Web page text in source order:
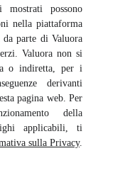
mostrati possono
nella piattaforma
parte di Valuora
Valuora non si
o indiretta, per i
derivanti
pagina web. Per
della
applicabili, ti
sulla Privacy.